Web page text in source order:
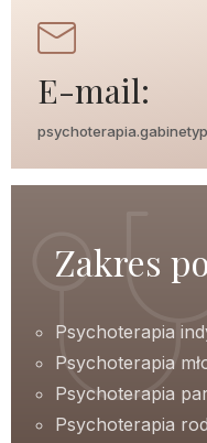
E-mail:
Zakres
Psychoterapia
Psychoterapia
Psychoterapia par
Psychoterapia